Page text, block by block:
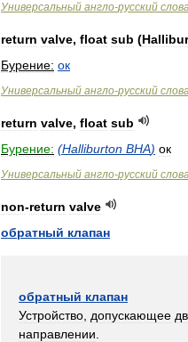
Универсальный англо-русский
return valve, float sub (
Бурение: ок
Универсальный англо-русский
return valve, float sub
Бурение: (Halliburton BHA) ок
Универсальный англо-русский
non-return valve
обратный клапан
обратный клапан
Устройство допускающее
направлении